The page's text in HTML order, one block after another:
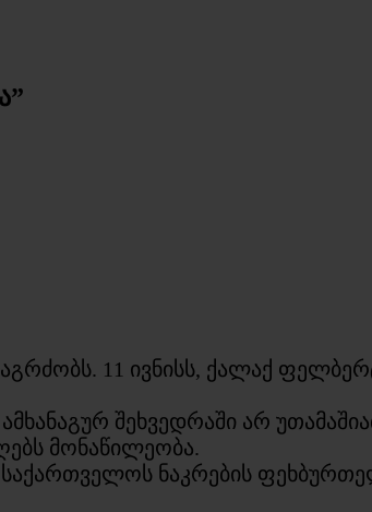
11 ივნისს, ქალაქ
შეხვედრაში არ
მონაწილეობა.
საქართველოს ნაკრების